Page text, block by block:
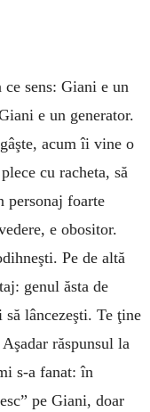
sens: Giani e un
e un generator.
acum îi vine o
cu racheta, să
personaj foarte
e obositor.
Pe de altă
genul ăsta de
lâncezeşti. Te ţine
răspunsul la
s-a fanat: în
pe Giani, doar